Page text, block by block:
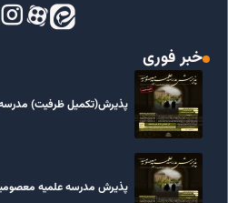
خبر فوری
پذیرش(تکمیل ظرفیت)
پذیرش مدرسه علمیه